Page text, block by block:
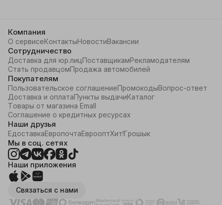
Компания
О сервисеКонтактыНовостиВакансии
Сотрудничество
Доставка для юр.лицПоставщикамРекламодателям
Стать продавцомПродажа автомобилей
Покупателям
Пользовательское соглашениеПромокодыВопрос-ответ
Доставка и оплатаПункты выдачиКаталог
Товары от магазина Emall
Соглашение о кредитных ресурсах
Наши друзья
ЕдоставкаЕвропочтаЕврооптХит!Грошык
Мы в соц. сетях
Наши приложения
Связаться с нами